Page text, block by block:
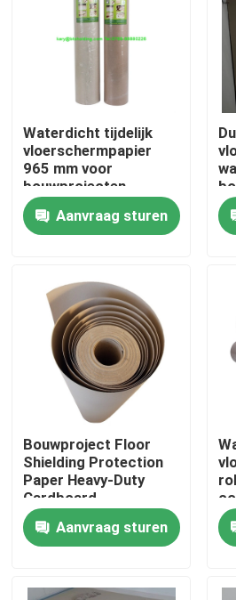
Huis
Producten
Ongeveer ons
Fabrieksreis
Kwaliteitscontrole
Contacteer ons
Verzoek om een Citaat
Het Document van de
Waterdicht tijdelijk
vloerschermpapier
965 mm voor
bouwprojecten
Aanvraag sturen
Bouwproject Floor
Shielding Protection
Paper Heavy-Duty
Cardboard
Aanvraag sturen